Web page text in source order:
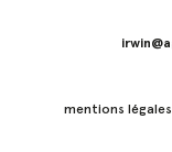
mentions légales